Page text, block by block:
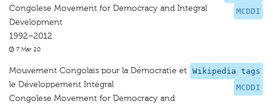
MCDDI
Congolese Movement for Democracy and Integral
Development
1992–2012
7 Mar 20
Wikipedia tags
MCDDI
Mouvement Congolais pour la Démocratie et
le Développement Intégral
Congolese Movement for Democracy and